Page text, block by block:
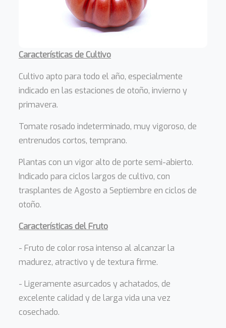
Características de Cultivo
Cultivo apto para todo el año, especialmente
indicado en las estaciones de otoño, invierno y
primavera.
Tomate rosado indeterminado, muy vigoroso, de
entrenudos cortos, temprano.
Plantas con un vigor alto de porte semi-abierto.
Indicado para ciclos largos de cultivo, con
trasplantes de Agosto a Septiembre en ciclos de
otoño.
Características del Fruto
- Fruto de color rosa intenso al alcanzar la
madurez, atractivo y de textura firme.
- Ligeramente asurcados y achatados, de
excelente calidad y de larga vida una vez
cosechado.